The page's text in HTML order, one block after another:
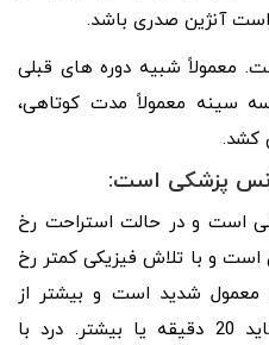
آنژین صدری باشد.
معمولاً شبیه دوره های قبلی
سینه معمولاً مدت کوتاهی،
کشد.
پزشکی است:
است و در حالت استراحت رخ
و با تلاش فیزیکی کمتر رخ
معمول شدید است و بیشتر از
آنژین پایدار طول می کشد، شاید 20 دقیقه یا بیشتر. درد با